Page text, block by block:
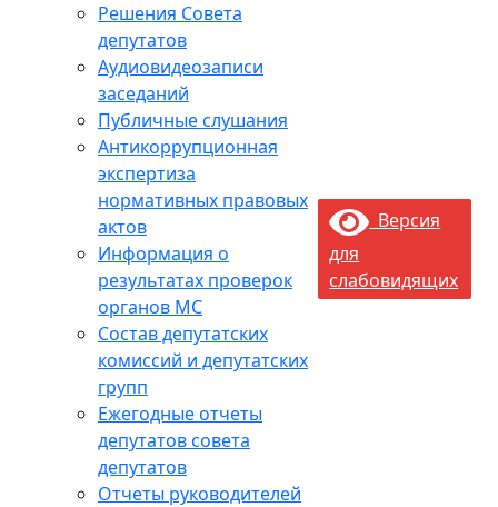
Решения Совета
депутатов
Аудиовидеозаписи
заседаний
Публичные слушания
Антикоррупционная
экспертиза
нормативных правовых
актов
Информация о
результатах проверок
органов МС
Состав депутатских
комиссий и депутатских
групп
Ежегодные отчеты
депутатов совета
депутатов
Отчеты руководителей
Версия
для
слабовидящих